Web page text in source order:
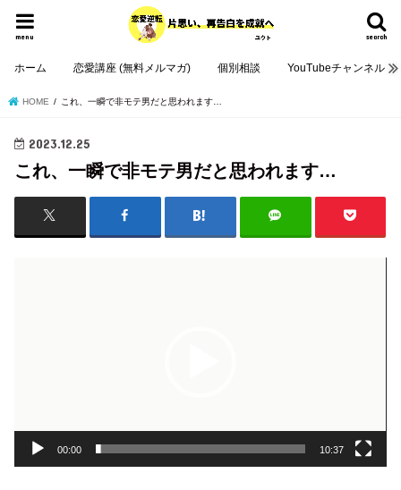
search
menu
ホーム 恋愛講座 (無料メルマガ) 個別相談 YouTubeチャンネル
HOME これ、一瞬で非モテ男だと思われます…
2023.12.25
これ、一瞬で非モテ男だと思われます…
00:00 10:37